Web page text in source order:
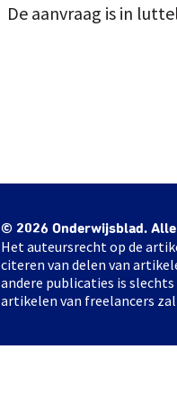
De aanvraag is in
© 2026 Onderwijsblad.
Het auteursrecht op de
citeren van delen van
andere publicaties is
artikelen van freelancers